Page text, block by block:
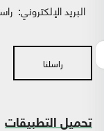
البريد الإلكتروني:
راسلنا
تحميل التطبيقات